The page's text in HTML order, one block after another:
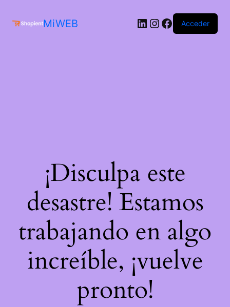
MiWEB Acceder
¡Disculpa este
desastre! Estamos
trabajando en algo
increíble, ¡vuelve
pronto!